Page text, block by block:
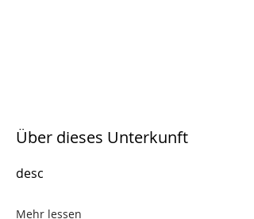
Über dieses Unterkunft
desc
Mehr lessen